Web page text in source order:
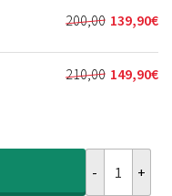
originale
era:
140,00€.
attuale
è:
99,90€.
200,00
Il
prezzo
originale
era:
139,90€
Il
prezzo
attuale
è:
210,00
Il
210,00€.
149,90€
Il
149,90€.